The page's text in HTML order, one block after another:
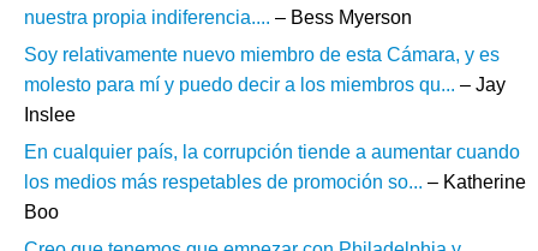
nuestra propia indiferencia.... – Bess Myerson
Soy relativamente nuevo miembro de esta Cámara, y es
molesto para mí y puedo decir a los miembros qu... – Jay
Inslee
En cualquier país, la corrupción tiende a aumentar cuando
los medios más respetables de promoción so... – Katherine
Boo